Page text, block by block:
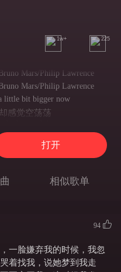
1w+ 225
Mars/Philip Lawrence
Mars/Philip Lawrence
little bit bigger now
感觉空荡荡
没有了曾经的感觉
it does is just tear me down
息就能把我摧毁
心头都会为之一振
and held your hand
时无刻的牵着你的手
打开
相似歌单
94
一脸嫌弃我的时候，我忽
着找我，说她梦到我走